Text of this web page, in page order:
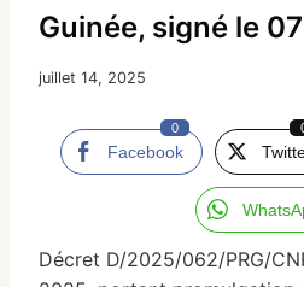
Guinée, signé le
juillet 14, 2025
Facebook
0
Décret D/2025/062/PRG/